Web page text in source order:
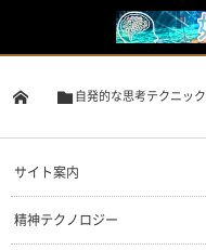
自発的な思考テクニック
サイト案内
精神テクノロジー